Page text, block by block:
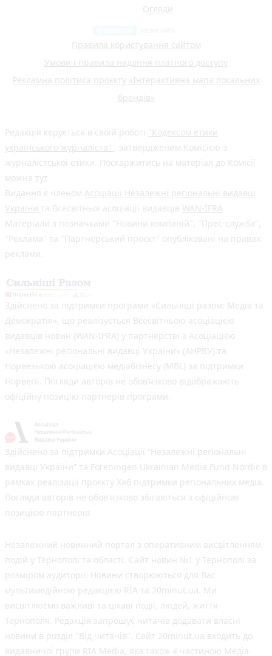
Огляди
Правила користування сайтом
Умови і правила надання платного доступу
Рекламна політика проєкту «Інтерактивна мапа локальних
брендів»
Редакція керується в своїй роботі "Кодексом етики
українського журналіста" , затвердженим Комісією з
журналістської етики. Поскаржитись на матеріал до Комісії
можна тут
Видання є членом Асоціації Незалежні регіональні видавці
України та Всесвітньої асоціації видавців WAN-IFRA
Матеріали з позначками "Новини компаній", "Прес-служба",
"Реклама" та "Партнерський проєкт" опубліковані на правах
реклами.
Здійснено за підтримки програми «Сильніші разом: Медіа та
Демократія», що реалізується Всесвітньою асоціацією
видавців новин (WAN-IFRA) у партнерстві з Асоціацією
«Незалежні регіональні видавці України» (АНРВУ) та
Норвезькою асоціацією медіабізнесу (MBL) за підтримки
Норвегії. Погляди авторів не обов’язково відображають
офіційну позицію партнерів програми.
Здійснено за підтримки Асоціації “Незалежні регіональні
видавці України” та Foreningen Ukrainian Media Fund Nordic в
рамках реалізації проєкту Хаб підтримки регіональних медіа.
Погляди авторів не обов'язково збігаються з офіційною
позицією партнерів
Незалежний новинний портал з оперативним висвітленням
подій у Тернополі та області. Сайт новин №1 у Тернополі за
розміром аудиторії. Новини створюються для Вас
мультимедійною редакцією RIA та 20minut.ua. Ми
висвітлюємо важливі та цікаві події, людей, життя
Тернополя. Редакція запрошує читачів додавати власні
новини в розділ "Від читачів". Сайт 20minut.ua входить до
видавничої групи RIA Media, яка також є частиною Медіа